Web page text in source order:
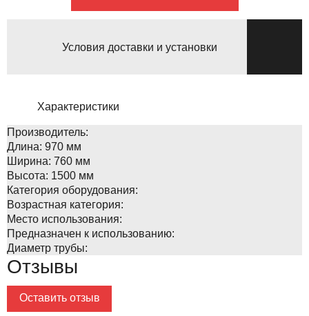
Условия доставки и установки
Характеристики
Производитель:
Длина: 970 мм
Ширина: 760 мм
Высота: 1500 мм
Категория оборудования:
Возрастная категория:
Место использования:
Предназначен к использованию:
Диаметр трубы:
Отзывы
Оставить отзыв